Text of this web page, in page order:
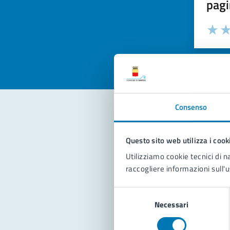
Consenso
Questo sito web utilizza i
Utilizziamo cookie tecnici di
raccogliere informazioni
Necessari
Valuta